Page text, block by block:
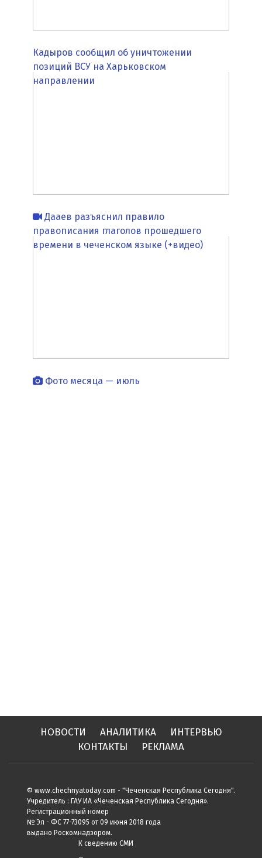
Кадыров сообщил об уничтожении
позиций ВСУ на Харьковском
направлении
Дааев разъяснил правило
правописания глаголов прошедшего
времени в чеченском языке (+видео)
Фото месяца — июль
НОВОСТИ АНАЛИТИКА
ИНТЕРВЬЮ
КОНТАКТЫ
РЕКЛАМА
© www.chechnyatoday.com - "Чеченcкая Республика Сегодня".
Учредитель : ГАУ ИА «Чеченская Республика Сегодня».
Регистрационный номер
№ Эл - ФС 77-73095 от 09 июня 2018 года
выдано Роскомнадзором.
К сведению СМИ